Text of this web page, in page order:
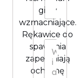
gilzy
wzmacniające.
Rękawice do
spawania
zapewniają
ochronę
i
a
r
*
l
o
ć
*
W
a
d